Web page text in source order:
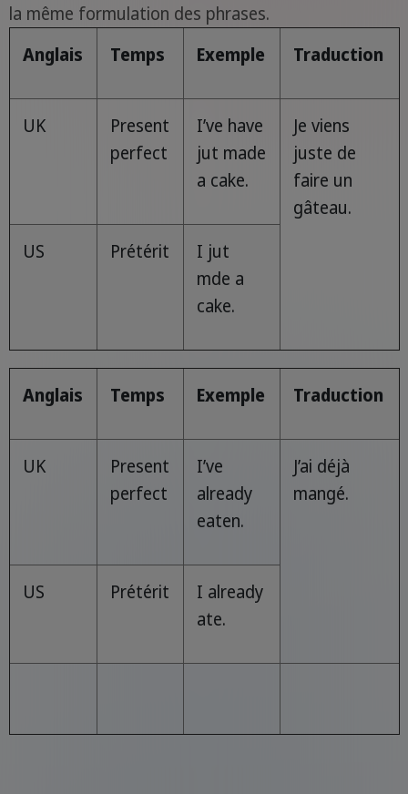
la même formulation des phrases.
Anglais
Temps Exemple Traduction
UK
Present
perfect
I’ve have
jut made
a cake.
Je viens
juste de
faire un
gâteau.
US
Prétérit
I jut
mde a
cake.
Anglais Temps Exemple Traduction
UK
Present
perfect
I’ve
already
eaten.
J’ai déjà
mangé.
US Prétérit
I already
ate.